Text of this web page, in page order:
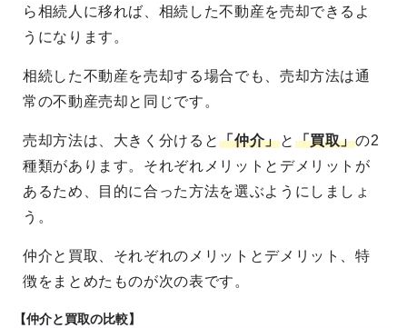
ら相続人に移れば、相続した不動産を売却できるよ
うになります。
相続した不動産を売却する場合でも、売却方法は通
常の不動産売却と同じです。
売却方法は、大きく分けると「仲介」と 「買取」の2
種類があります。それぞれメリットとデメリットが
あるため、目的に合った方法を選ぶようにしましょ
う。
仲介と買取、それぞれのメリットとデメリット、特
徴をまとめたものが次の表です。
【仲介と買取の比較】